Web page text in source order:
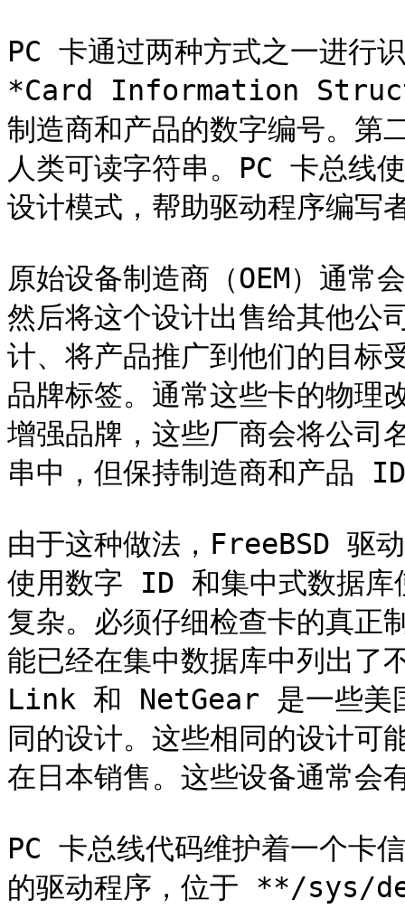
PC 卡通过两种方式之一进行
*Card Information
制造商和产品的数字编号。
人类可读字符串。PC 卡总线
设计模式，帮助驱动程序编写
原始设备制造商（OEM）通
然后将这个设计出售给其他公
计、将产品推广到他们的目标
品牌标签。通常这些卡的物理
增强品牌，这些厂商会将公
串中，但保持制造商和产品
由于这种做法，FreeBSD 驱
使用数字 ID 和集中式数据
复杂。必须仔细检查卡的真正
能已经在集中数据库中列出
Link 和 NetGear 是一些美
同的设计。这些相同的设计
在日本销售。这些设备通常
PC 卡总线代码维护着一个卡
的驱动程序，位于 **/sys/